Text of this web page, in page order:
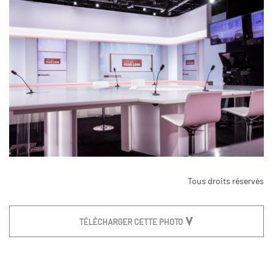
Tous droits réservés
TÉLÉCHARGER CETTE PHOTO